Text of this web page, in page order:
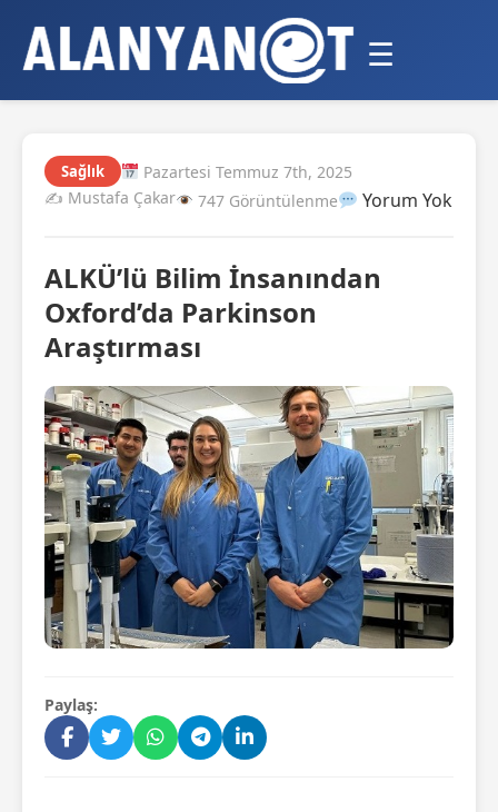
☰
Sağlık
Pazartesi Temmuz 7th, 2025
✍️ Mustafa Çakar
747 Görüntülenme Yorum Yok
ALKÜ’lü Bilim İnsanından
Oxford’da Parkinson
Araştırması
Paylaş: